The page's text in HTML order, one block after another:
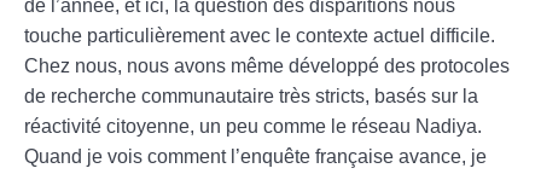
de l’année, et ici, la question des disparitions nous
touche particulièrement avec le contexte actuel difficile.
Chez nous, nous avons même développé des protocoles
de recherche communautaire très stricts, basés sur la
réactivité citoyenne, un peu comme le réseau Nadiya.
Quand je vois comment l’enquête française avance, je